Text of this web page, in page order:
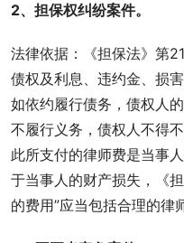
2、担保权纠纷案件。
法律依据：《担保法》第
债权及利息、违约金、损
如依约履行债务，债权人
不履行义务，债权人不得
此所支付的律师费是当事
于当事人的财产损失，《
的费用”应当包括合理的律